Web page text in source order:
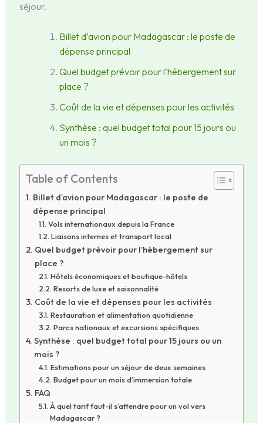
séjour.
Billet d’avion pour Madagascar : le poste de
dépense principal
Quel budget prévoir pour l’hébergement sur
place ?
Coût de la vie et dépenses pour les activités
Synthèse : quel budget total pour 15 jours ou
un mois ?
Table of Contents
Billet d’avion pour Madagascar : le poste de
dépense principal
Vols internationaux depuis la France
Liaisons internes et transport local
Quel budget prévoir pour l’hébergement sur
place ?
Hôtels économiques et boutique-hôtels
Resorts de luxe et saisonnalité
Coût de la vie et dépenses pour les activités
Restauration et alimentation quotidienne
Parcs nationaux et excursions spécifiques
Synthèse : quel budget total pour 15 jours ou un
mois ?
Estimations pour un séjour de deux semaines
Budget pour un mois d’immersion totale
FAQ
À quel tarif faut-il s’attendre pour un vol vers
Madagascar ?